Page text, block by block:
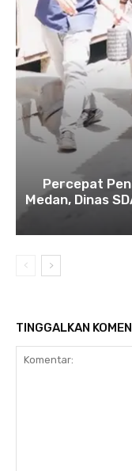
Percepat
Medan, Dinas
TINGGALKAN